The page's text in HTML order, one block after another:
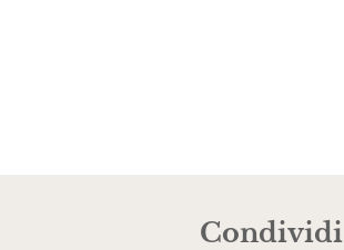
Condividi